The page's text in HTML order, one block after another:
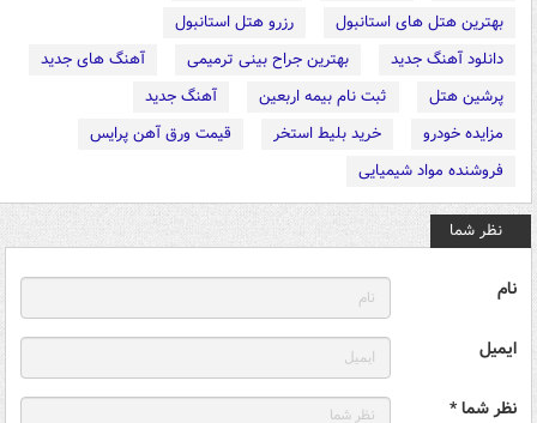
بهترین هتل های استانبول
رزرو هتل استانبول
دانلود آهنگ جدید
بهترین جراح بینی ترمیمی
آهنگ های جدید
پرشین هتل
ثبت نام بیمه اربعین
آهنگ جدید
مزایده خودرو
خرید بلیط استخر
قیمت ورق آهن پرایس
فروشنده مواد شیمیایی
نظر شما
نام
ایمیل
نظر شما *